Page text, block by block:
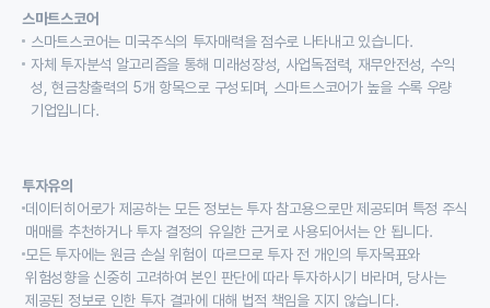
스마트스코어
스마트스코어는 미국주식의 투자매력을 점수로 나타내고 있습니다.
자체 투자분석 알고리즘을 통해 미래성장성, 사업독점력, 재무안전성, 수익
성, 현금창출력의 5개 항목으로 구성되며, 스마트스코어가 높을 수록 우량
기업입니다.
투자유의
데이터히어로가 제공하는 모든 정보는 투자 참고용으로만 제공되며 특정 주식
매매를 추천하거나 투자 결정의 유일한 근거로 사용되어서는 안 됩니다.
모든 투자에는 원금 손실 위험이 따르므로 투자 전 개인의 투자목표와
위험성향을 신중히 고려하여 본인 판단에 따라 투자하시기 바라며, 당사는
제공된 정보로 인한 투자 결과에 대해 법적 책임을 지지 않습니다.